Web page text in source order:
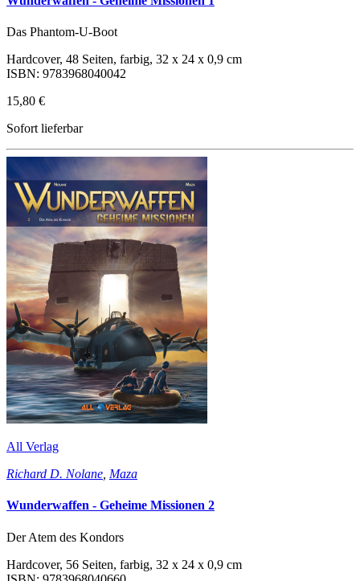
Das Phantom-U-Boot
Hardcover, 48 Seiten, farbig, 32 x 24 x 0,9 cm
ISBN: 9783968040042
15,80 €
Sofort lieferbar
All Verlag
Richard D. Nolane Maza
Wunderwaffen - Geheime Missionen 2
Der Atem des Kondors
Hardcover, 56 Seiten, farbig, 32 x 24 x 0,9 cm